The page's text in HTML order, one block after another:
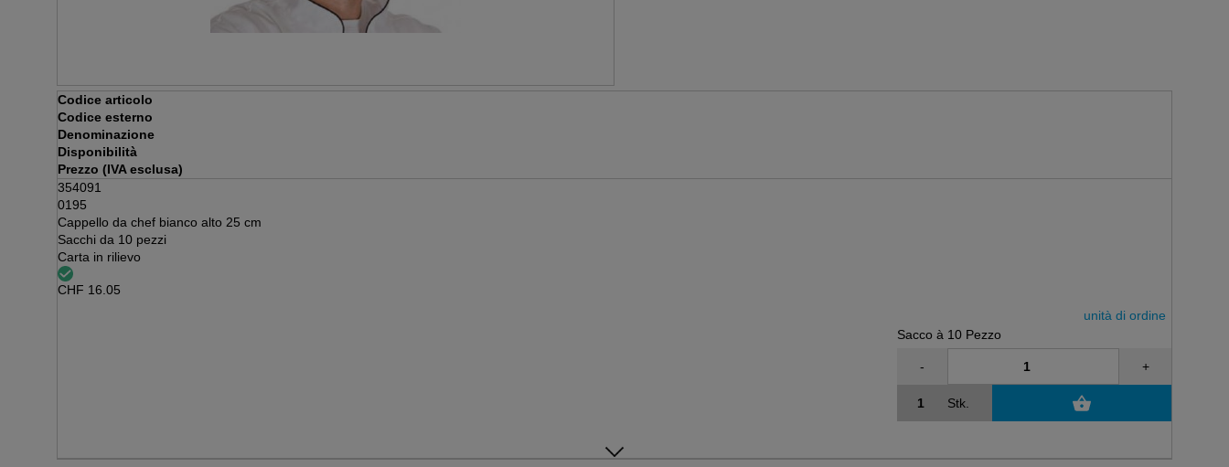
Codice articolo
Codice esterno
Denominazione
Disponibilità
Prezzo (IVA esclusa)
354091
0195
Cappello da chef bianco alto 25 cm
Sacchi da 10 pezzi
Carta in rilievo
CHF 16.05
unità di ordine
Sacco à 10 Pezzo
- +
Stk.